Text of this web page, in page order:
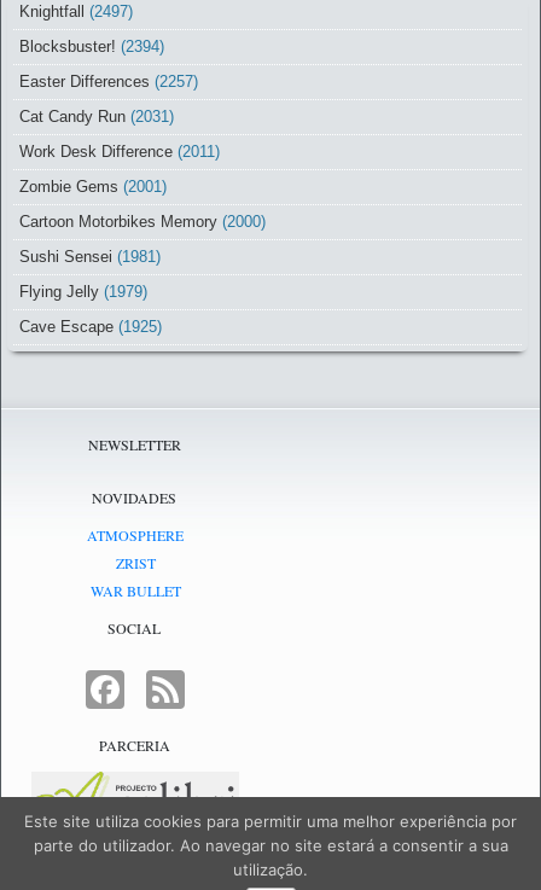
Knightfall (2497)
Blocksbuster! (2394)
Easter Differences (2257)
Cat Candy Run (2031)
Work Desk Difference (2011)
Zombie Gems (2001)
Cartoon Motorbikes Memory (2000)
Sushi Sensei (1981)
Flying Jelly (1979)
Cave Escape (1925)
NEWSLETTER
NOVIDADES
ATMOSPHERE
ZRIST
WAR BULLET
SOCIAL
FACEBOOK
PARCERIA
NetJogos - powered byNetJogos
Este site utiliza cookies para permitir uma melhor experiência por
parte do utilizador. Ao navegar no site estará a consentir a sua
utilização.